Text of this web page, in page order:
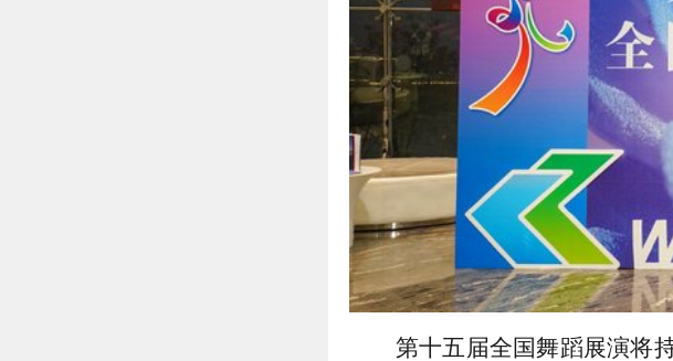
第十五届全国舞蹈展演将